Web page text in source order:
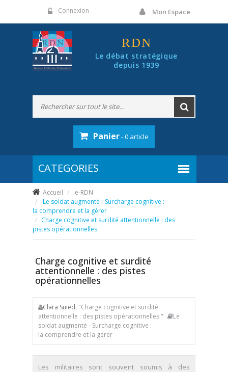
Connexion Mon Espace
RDN
Le débat stratégique
depuis 1939
Panier- 0 article
Accueil
e-RDN
Le soldat augmenté - Surcharge cognitive :
la comprendre et la gérer
Charge cognitive et surdité attentionnelle : des
pistes opérationnelles
Charge cognitive et surdité
attentionnelle : des pistes
opérationnelles
Clara Suied, "Charge cognitive et surdité
attentionnelle : des pistes opérationnelles "
Le
soldat augmenté - Surcharge cognitive :
la comprendre et la gérer
Les militaires sont souvent soumis à des